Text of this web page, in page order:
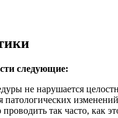
следующие:
не нарушается
патологических
так часто, как